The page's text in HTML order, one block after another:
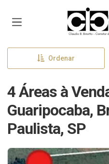
Página
Ordenar
4 Áreas à
Guaripocaba,
Paulista, SP